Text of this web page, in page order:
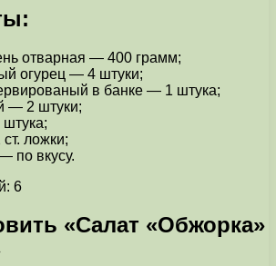
отварная — 400 грамм;
огурец — 4 штуки;
в банке — 1 штука;
— 2 штуки;
ложки;
по вкусу.
6
«Салат «Обжорка»